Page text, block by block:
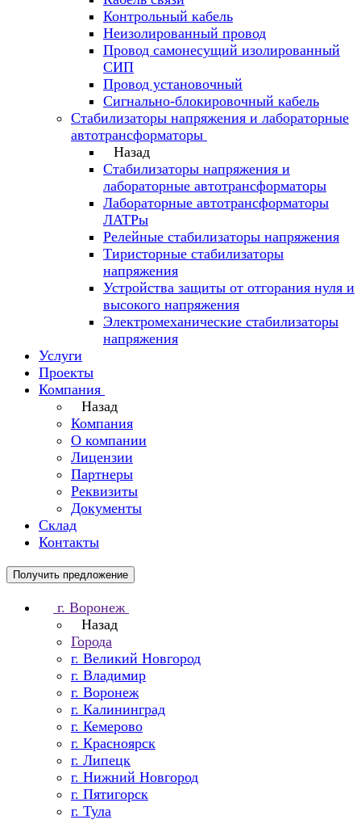
Контрольный кабель
Неизолированный провод
Провод самонесущий изолированный
СИП
Провод установочный
Сигнально-блокировочный кабель
Стабилизаторы напряжения и лабораторные
автотрансформаторы
Назад
Стабилизаторы напряжения и
лабораторные автотрансформаторы
Лабораторные автотрансформаторы
ЛАТРы
Релейные стабилизаторы напряжения
Тиристорные стабилизаторы
напряжения
Устройства защиты от отгорания нуля и
высокого напряжения
Электромеханические стабилизаторы
напряжения
Услуги
Проекты
Компания
Назад
Компания
О компании
Лицензии
Партнеры
Реквизиты
Документы
Склад
Контакты
Получить предложение
г. Воронеж
Назад
Города
г. Великий Новгород
г. Владимир
г. Воронеж
г. Калининград
г. Кемерово
г. Красноярск
г. Липецк
г. Нижний Новгород
г. Пятигорск
г. Тула